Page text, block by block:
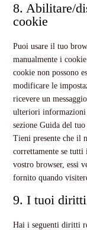
8. Abilitare/
cookie
Puoi usare il tuo
manualmente i
cookie non possono
modificare le
ricevere un
ulteriori informazioni
sezione Guida del tuo
Tieni presente che il
correttamente se
vostro browser, essi
fornito quando
9. I tuoi
Hai i seguenti diritti